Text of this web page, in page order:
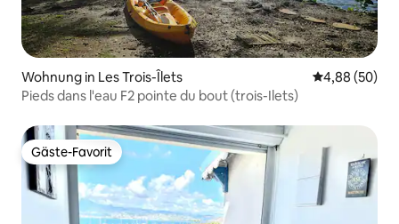
Wohnung in Les Trois-Îlets
4,88 (50)
Pieds dans l'eau F2 pointe du bout (trois-Ilets)
Gäste-Favorit
Gäste-Favorit